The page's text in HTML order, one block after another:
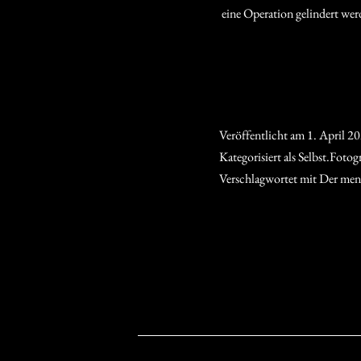
eine Operation gelindert
Veröffentlicht am1. April
Kategorisiert als
Verschlagwortet mitDer